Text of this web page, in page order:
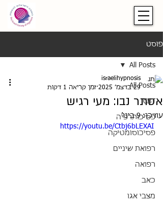
פוסט
All Posts
CBT
פסיכותרפיה
פסיכוסומטיקה
רפואת שיניים
רפואה
כאב
מצבי אגו
All Posts
אסתר נבו: מעי רגיש
israelihypnosis
29 בדצמ׳ 2025
זמן קריאה 1 דקות
עודכן:9 בינו׳
https://youtu.be/Ctbj6bLEXAI